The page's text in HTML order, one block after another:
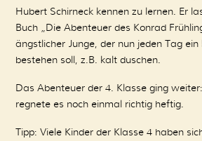
Hubert Schirneck kennen zu lernen. Er
Buch „Die Abenteuer des Konrad
ängstlicher Junge, der nun jeden Tag
bestehen soll, z.B. kalt duschen.
Das Abenteuer der 4. Klasse ging
regnete es noch einmal richtig heftig.
Tipp: Viele Kinder der Klasse 4 haben